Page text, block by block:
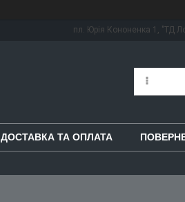
пл. Юрія Кононенка 1, "ТД
ДОСТАВКА ТА ОПЛАТА